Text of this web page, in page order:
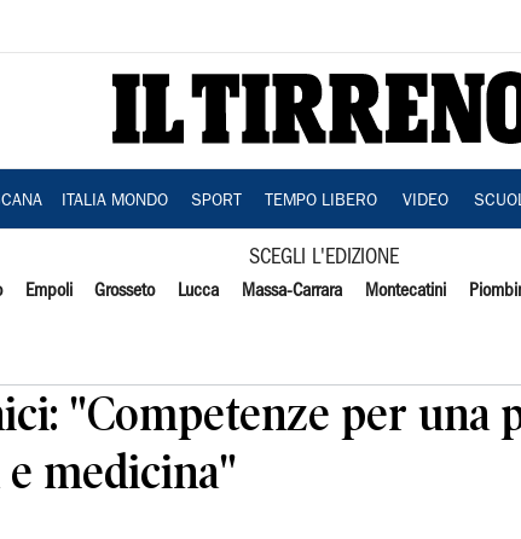
ITALIA MONDO SPORT TEMPO LIBERO VIDEO
SCEGLI L'EDIZIONE
Empoli Grosseto Lucca Massa-Carrara Montecatini
"Competenze per una
medicina"